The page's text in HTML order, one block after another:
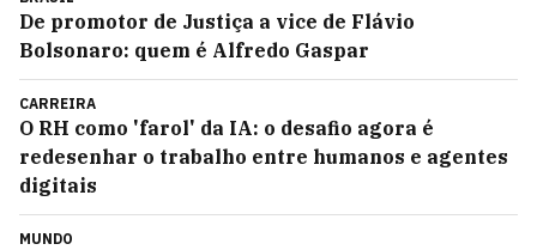
De promotor de Justiça a vice de Flávio
Bolsonaro: quem é Alfredo Gaspar
CARREIRA
O RH como 'farol' da IA: o desafio agora é
redesenhar o trabalho entre humanos e agentes
digitais
MUNDO